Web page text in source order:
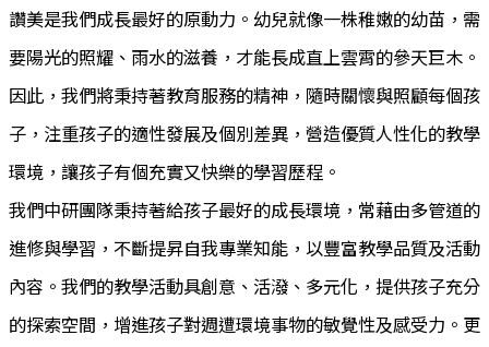
讚美是我們成長最好的原動力。幼兒就像一株稚嫩的幼苗，需
要陽光的照耀、雨水的滋養，才能長成直上雲霄的參天巨木。
因此，我們將秉持著教育服務的精神，隨時關懷與照顧每個孩
子，注重孩子的適性發展及個別差異，營造優質人性化的教學
環境，讓孩子有個充實又快樂的學習歷程。
我們中研團隊秉持著給孩子最好的成長環境，常藉由多管道的
進修與學習，不斷提昇自我專業知能，以豐富教學品質及活動
內容。我們的教學活動具創意、活潑、多元化，提供孩子充分
的探索空間，增進孩子對週遭環境事物的敏覺性及感受力。更